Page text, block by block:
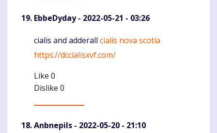
EbbeDyday- 2022-05-21 - 03:26
Komentaras
cialis and adderall cialis nova scotia
https://dccialisxvf.com/
Like 0
Dislike 0
Anbnepils - 2022-05-20 - 21:10